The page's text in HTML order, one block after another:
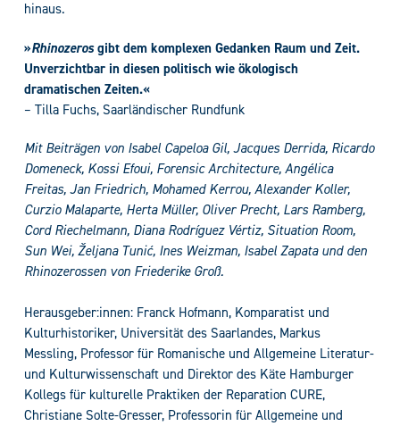
hinaus.
»Rhinozerosgibt dem komplexen Gedanken Raum und Zeit.
Unverzichtbar in diesen politisch wie ökologisch
dramatischen Zeiten.«
– Tilla Fuchs, Saarländischer Rundfunk
Mit Beiträgen von Isabel Capeloa Gil, Jacques Derrida, Ricardo
Domeneck, Kossi Efoui, Forensic Architecture, Angélica
Freitas, Jan Friedrich, Mohamed Kerrou, Alexander Koller,
Curzio Malaparte, Herta Müller, Oliver Precht, Lars Ramberg,
Cord Riechelmann, Diana Rodríguez Vértiz, Situation Room,
Sun Wei, Željana Tunić, Ines Weizman, Isabel Zapata und den
Rhinozerossen von Friederike Groß.
Herausgeber:innen: Franck Hofmann, Komparatist und
Kulturhistoriker, Universität des Saarlandes, Markus
Messling, Professor für Romanische und Allgemeine Literatur-
und Kulturwissenschaft und Direktor des Käte Hamburger
Kollegs für kulturelle Praktiken der Reparation CURE,
Christiane Solte-Gresser, Professorin für Allgemeine und